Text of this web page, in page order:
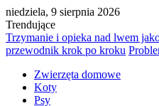
niedziela, 9 sierpnia 2026
Trendujące
Trzymanie i opieka nad lwem
przewodnik krok po kroku
Zwierzęta domowe
Koty
Psy